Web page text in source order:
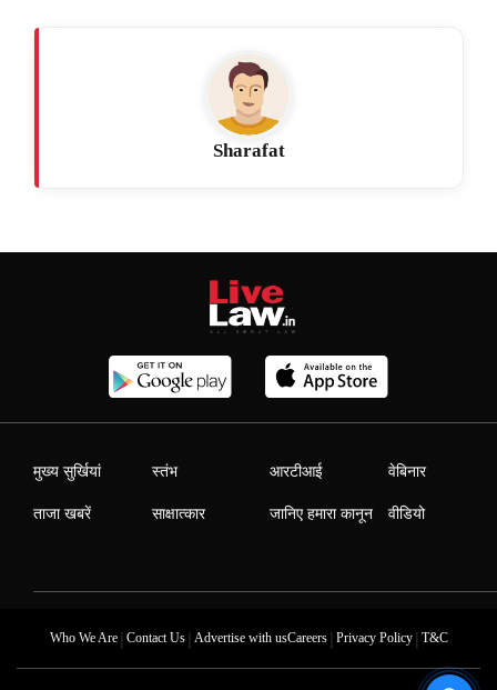
Sharafat
मुख्य सुर्खियां
ताजा खबरें
स्तंभ
साक्षात्कार
आरटीआई
जानिए हमारा कानून
वेबिनार
वीडियो
Who We Are| Contact Us| Advertise with usCareers| Privacy Policy| T&C